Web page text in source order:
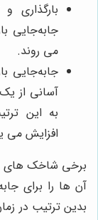
جابه‌جایی
می روند.
جابه‌جایی
آسانی از
به این
افزایش می
برخی شاخک های
آن ها را برای
بدین ترتیب در